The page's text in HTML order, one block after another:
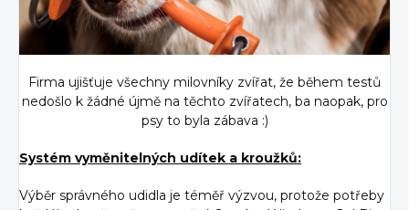
Firma ujišťuje všechny milovníky zvířat, že během testů
nedošlo k žádné újmě na těchto zvířatech, ba naopak, pro
psy to byla zábava :)
Systém vyměnitelných udítek a kroužků:
Výběr správného udidla je téměř výzvou, protože potřeby